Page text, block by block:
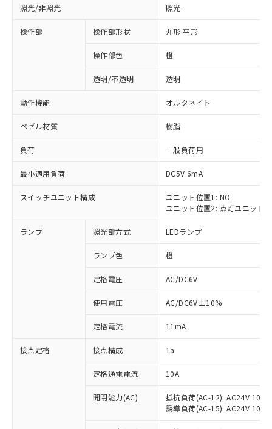
照光/非照光 照光
操作部 操作部形状 丸形 平形
操作部色 橙
透明/不透明 透明
動作機能 オルタネイト
ベゼル材質 樹脂
負荷 一般負荷用
最小適用負荷 DC5V 6mA
スイッチユニット構成
ユニット位置1: NO
ユニット位置2: 点灯ユニット
ランプ 照光部方式 LEDランプ
ランプ色 橙
定格電圧 AC/DC6V
使用電圧 AC/DC6V±10%
定格電流 11mA
接点定格 接点構成 1a
定格通電電流 10A
開閉能力(AC)
抵抗負荷(AC-12): AC24V 10A/
誘導負荷(AC-15): AC24V
以下の条件をお読みいただき、同意のうえ
本サービスは、当社制御機器事業取扱
商品の当社在庫状況および標準価格
(税抜)を提供させていただくもので
当社制御機器事業取扱商品の中には、
本サービスの対象外となる商品もある
非含有に対応した製品が提供可能な商品で
対応予定：EU RoHS指令（10物質）の非含
有に対応した製品に切り替える予定のある
対応予定なし：EU RoHS指令（10物質）の
非含有に非対応の商品で、対応品を出す予
調査・確認中：EU RoHS指令（10物質）の
非含有の対応状況を調査中または確認中の
非該当品：ライセンス料など無形物で、有
害物質有無と関係のない商品です。
仕入先様の事情により、非含有部品として
「○」：最大均質材料含有率が中国RoHSの
基準値以下であることを示します。
「×」：最大均質材料含有率が中国RoHSの